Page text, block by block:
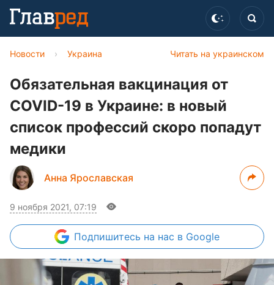
Читать на украинском
Новости › Украина
Обязательная вакцинация от
COVID-19 в Украине: в новый
список профессий скоро попадут
медики
Анна Ярославская
9 ноября 2021, 07:19
Подпишитесь на нас в Google